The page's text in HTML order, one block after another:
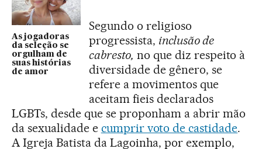
As jogadoras
da seleção se
orgulham de
suas histórias
de amor
Segundo o religioso
progressista, inclusão de
cabresto, no que diz respeito à
diversidade de gênero, se
refere a movimentos que
aceitam fieis declarados
LGBTs, desde que se proponham a abrir mão
da sexualidade e cumprir voto de castidade.
A Igreja Batista da Lagoinha, por exemplo,